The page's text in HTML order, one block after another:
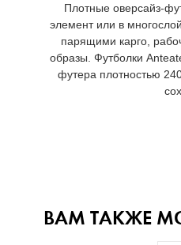
Плотные оверсайз-
элемент или в
парящими карго,
образы. Футболки
футера плотностью
ВАМ ТАКЖЕ